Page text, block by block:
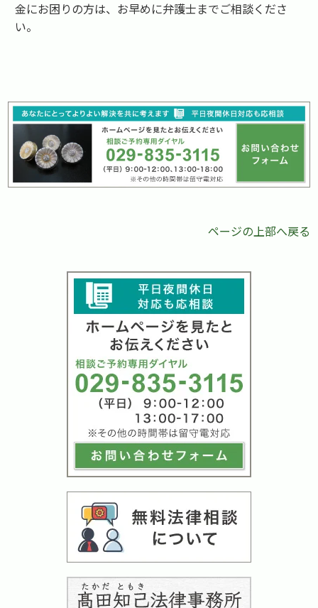
金にお困りの方は、お早めに弁護士までご相談くださ
い。
ページの上部へ戻る